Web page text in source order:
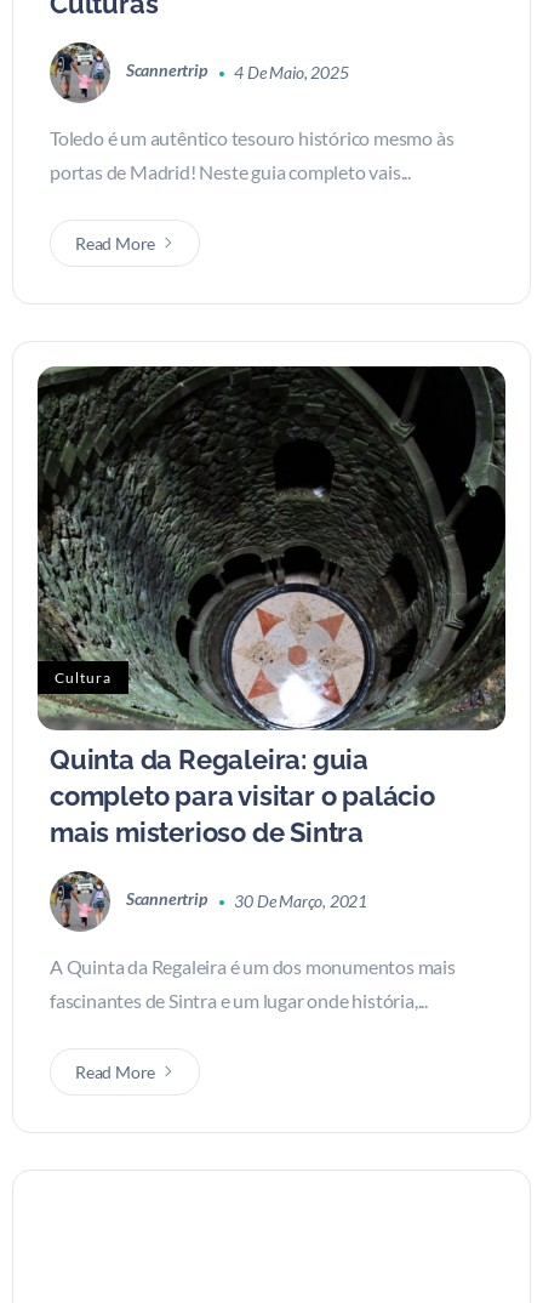
Scannertrip 4 De Maio, 2025
Toledo é um autêntico tesouro histórico mesmo às
portas de Madrid! Neste guia completo vais...
Read More
Cultura
Quinta da Regaleira: guia
completo para visitar o palácio
mais misterioso de Sintra
Scannertrip 30 De Março, 2021
A Quinta da Regaleira é um dos monumentos mais
fascinantes de Sintra e um lugar onde história,...
Read More